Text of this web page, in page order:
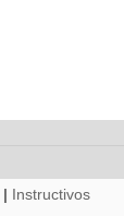
| Instructivos